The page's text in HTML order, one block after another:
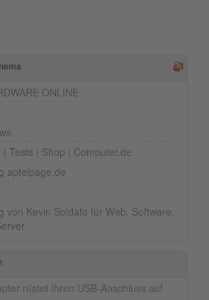
ONLINE
Tests | Shop | Computer.de
apfelpage.de
von Kevin Soldato für Web, Software,
rüstet Ihren USB-Anschluss auf